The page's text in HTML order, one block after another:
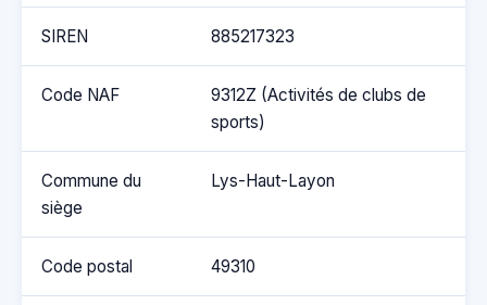
SIREN 885217323
Code NAF
9312Z (Activités de clubs de
sports)
Commune du
siège
Lys-Haut-Layon
Code postal 49310